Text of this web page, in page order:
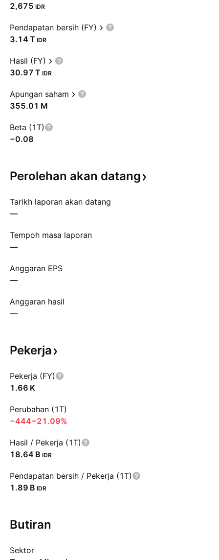
2,675 IDR
Pendapatan bersih (FY)
‪3.14 T‬ IDR
Hasil (FY)
‪30.97 T‬ IDR
Apungan saham
‪355.01 M‬
Beta (1T)
−0.08
Perolehan akan datang
Tarikh laporan akan datang
—
Tempoh masa laporan
—
Anggaran EPS
—
Anggaran hasil
—
Pekerja
Pekerja (FY)
‪1.66 K‬
Perubahan (1T)
−444−21.09%
Hasil / Pekerja (1T)
‪18.64 B‬ IDR
Pendapatan bersih / Pekerja (1T)
‪1.89 B‬ IDR
Butiran
Sektor